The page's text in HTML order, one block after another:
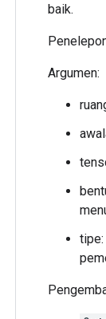
baik.
Argumen:
tipe: